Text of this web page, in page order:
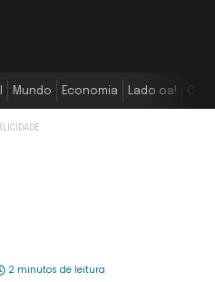
Mundo Economia Lado oa!
2 minutos de leitura